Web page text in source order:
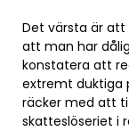
Det värsta är att
att man har
konstatera att
extremt duktiga
räcker med att
skatteslöseriet i